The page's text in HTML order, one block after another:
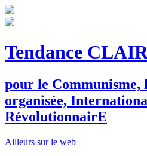
Tendance
pour le Communisme,
organisée, I
RévolutionnairE
Ailleurs sur le web